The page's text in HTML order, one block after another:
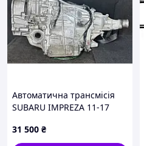
Автоматична трансмісія
SUBARU IMPREZA 11-17
31 500 ₴